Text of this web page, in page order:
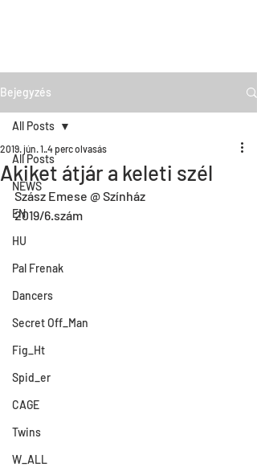
Bejegyzés
All Posts
NEWS
EN
HU
Pal Frenak
Dancers
Secret Off_Man
Fig_Ht
Spid_er
CAGE
Twins
W_ALL
All Posts
Akiket átjár a keleti szél
2019. jún. 1.4 perc olvasás
Szász Emese @ Színház
2019/6.szám